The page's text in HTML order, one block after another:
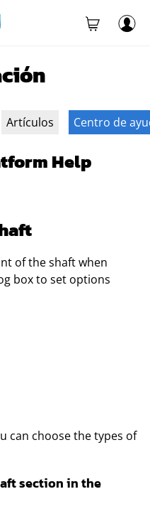
Artículos Centro de
Help
of the shaft when
box to set options
can choose the types of
section in the